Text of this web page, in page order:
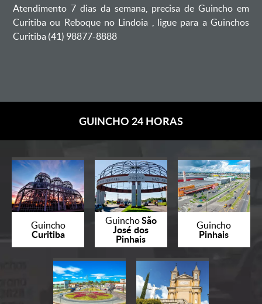
Atendimento 7 dias da semana, precisa de Guincho em
Curitiba ou Reboque no Lindoia , ligue para a Guinchos
Curitiba (41) 98877-8888
GUINCHO 24 HORAS
Guincho
Curitiba
GuinchoSão
José dos
Pinhais
Guincho
Pinhais